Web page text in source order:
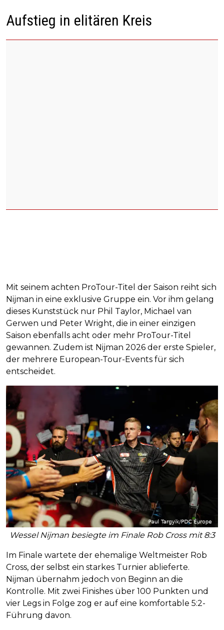
Aufstieg in elitären Kreis
Mit seinem achten ProTour-Titel der Saison reiht sich
Nijman in eine exklusive Gruppe ein. Vor ihm gelang
dieses Kunststück nur Phil Taylor, Michael van
Gerwen und Peter Wright, die in einer einzigen
Saison ebenfalls acht oder mehr ProTour-Titel
gewannen. Zudem ist Nijman 2026 der erste Spieler,
der mehrere European-Tour-Events für sich
entscheidet.
Wessel Nijman besiegte im Finale Rob Cross mit 8:3
Im Finale wartete der ehemalige Weltmeister Rob
Cross, der selbst ein starkes Turnier ablieferte.
Nijman übernahm jedoch von Beginn an die
Kontrolle. Mit zwei Finishes über 100 Punkten und
vier Legs in Folge zog er auf eine komfortable 5:2-
Führung davon.